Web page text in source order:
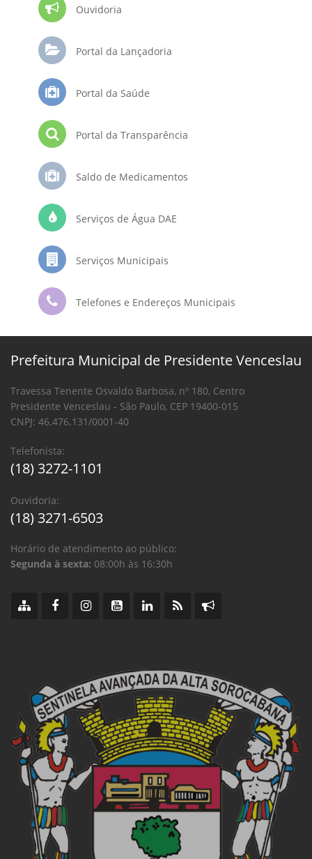
Ouvidoria
Portal da Lançadoria
Portal da Saúde
Portal da Transparência
Saldo de Medicamentos
Serviços de Água DAE
Serviços Municipais
Telefones e Endereços Municipais
Prefeitura Municipal de Presidente Venceslau
Travessa Tenente Osvaldo Barbosa, nº 180, Centro
Presidente Venceslau - São Paulo, CEP 19400-015
CNPJ: 46.476.131/0001-40
Telefonista:
(18) 3272-1101
Ouvidoria:
(18) 3271-6503
Horário de atendimento ao público:
Segunda à sexta: 08:00h às 16:30h